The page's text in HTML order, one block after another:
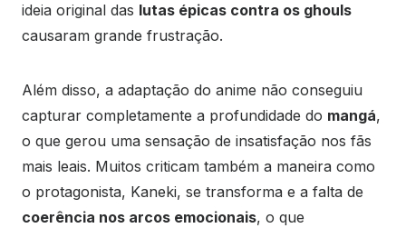
ideia original das lutas épicas contra os ghouls
causaram grande frustração.
Além disso, a adaptação do anime não conseguiu
capturar completamente a profundidade do mangá,
o que gerou uma sensação de insatisfação nos fãs
mais leais. Muitos criticam também a maneira como
o protagonista, Kaneki, se transforma e a falta de
coerência nos arcos emocionais, o que